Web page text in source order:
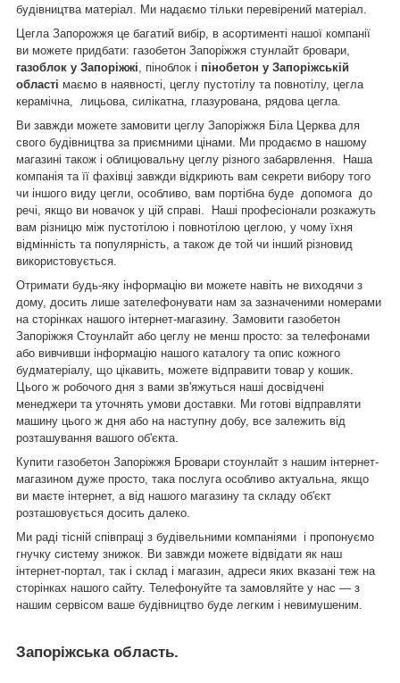
будівництва матеріал. Ми надаємо тільки перевірений матеріал.
Цегла Запорожжя це багатий вибір, в асортименті нашої компанії
ви можете придбати: газобетон Запоріжжя стунлайт бровари,
газоблок у Запоріжжі , піноблок і пінобетон у Запоріжській
області маємо в наявності, цеглу пустотілу та повнотілу, цегла
керамічна, лицьова, силікатна, глазурована, рядова цегла.
Ви завжди можете замовити цеглу Запоріжжя Біла Церква для
свого будівництва за приємними цінами. Ми продаємо в нашому
магазині також і облицювальну цеглу різного забарвлення. Наша
компанія та її фахівці завжди відкриють вам секрети вибору того
чи іншого виду цегли, особливо, вам портібна буде допомога до
речі, якщо ви новачок у цій справі. Наші професіонали розкажуть
вам різницю між пустотілою і повнотілою цеглою, у чому їхня
відмінність та популярність, а також де той чи інший різновид
використовується.
Отримати будь-яку інформацію ви можете навіть не виходячи з
дому, досить лише зателефонувати нам за зазначеними номерами
на сторінках нашого інтернет-магазину. Замовити газобетон
Запоріжжя Стоунлайт або цеглу не менш просто: за телефонами
або вивчивши інформацію нашого каталогу та опис кожного
будматеріалу, що цікавить, можете відправити товар у кошик.
Цього ж робочого дня з вами зв'яжуться наші досвідчені
менеджери та уточнять умови доставки. Ми готові відправляти
машину цього ж дня або на наступну добу, все залежить від
розташування вашого об'єкта.
Купити газобетон Запоріжжя Бровари стоунлайт з нашим інтернет-
магазином дуже просто, така послуга особливо актуальна, якщо
ви маєте інтернет, а від нашого магазину та складу об'єкт
розташовується досить далеко.
Ми раді тісній співпраці з будівельними компаніями і пропонуємо
гнучку систему знижок. Ви завжди можете відвідати як наш
інтернет-портал, так і склад і магазин, адреси яких вказані теж на
сторінках нашого сайту. Телефонуйте та замовляйте у нас — з
нашим сервісом ваше будівництво буде легким і невимушеним.
Запоріжська область.